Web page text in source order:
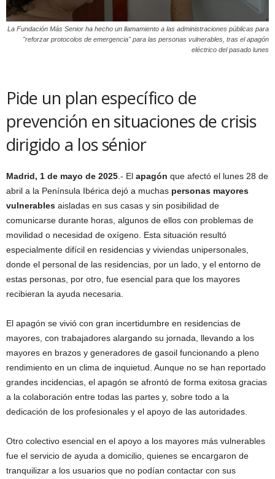
La Fundación Más Senior ha hecho un llamamiento a las administraciones públicas para
"reforzar protocolos de emergencia" para las personas vulnerables, tras el apagón
eléctrico del pasado lunes
Pide un plan específico de
prevención en situaciones de crisis
dirigido a los sénior
Madrid, 1 de mayo de 2025 .- El apagón que afectó el lunes 28 de
abril a la Península Ibérica dejó a muchas personas mayores
vulnerables aisladas en sus casas y sin posibilidad de
comunicarse durante horas, algunos de ellos con problemas de
movilidad o necesidad de oxígeno. Esta situación resultó
especialmente difícil en residencias y viviendas unipersonales,
donde el personal de las residencias, por un lado, y el entorno de
estas personas, por otro, fue esencial para que los mayores
recibieran la ayuda necesaria.
El apagón se vivió con gran incertidumbre en residencias de
mayores, con trabajadores alargando su jornada, llevando a los
mayores en brazos y generadores de gasoil funcionando a pleno
rendimiento en un clima de inquietud. Aunque no se han reportado
grandes incidencias, el apagón se afrontó de forma exitosa gracias
a la colaboración entre todas las partes y, sobre todo a la
dedicación de los profesionales y el apoyo de las autoridades.
Otro colectivo esencial en el apoyo a los mayores más vulnerables
fue el servicio de ayuda a domicilio, quienes se encargaron de
tranquilizar a los usuarios que no podían contactar con sus